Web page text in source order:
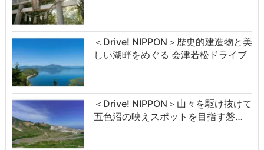
＜Drive! NIPPON＞歴史的建造物と美
しい湖畔をめぐる 会津若松ドライブ
＜Drive! NIPPON＞山々を駆け抜けて
五色沼の映えスポットを目指す磐…